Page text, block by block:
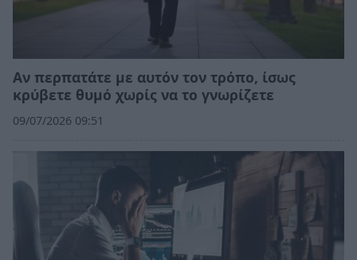
Αν περπατάτε με αυτόν τον τρόπο, ίσως
κρύβετε θυμό χωρίς να το γνωρίζετε
09/07/2026 09:51